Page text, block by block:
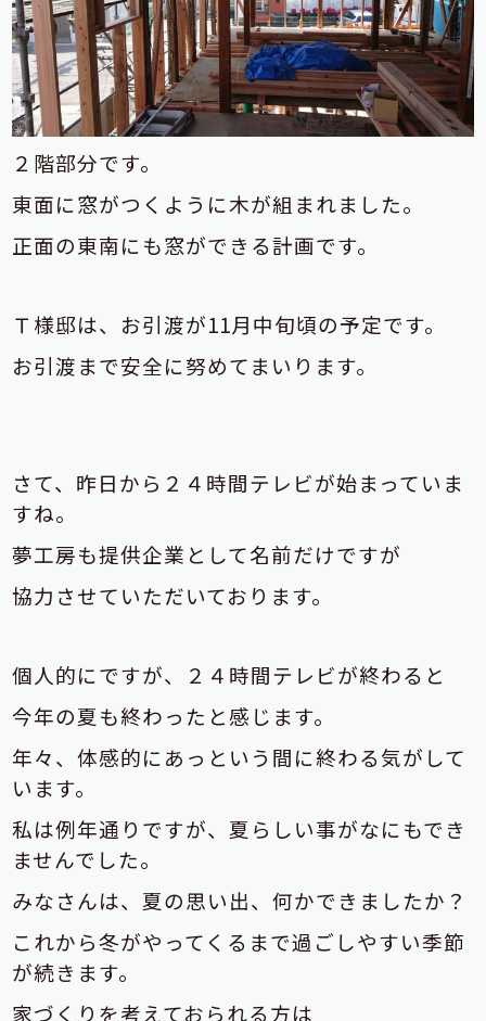
２階部分です。
東面に窓がつくように木が組まれました。
正面の東南にも窓ができる計画です。
Ｔ様邸は、お引渡が11月中旬頃の予定です。
お引渡まで安全に努めてまいります。
さて、昨日から２４時間テレビが始まっていま
すね。
夢工房も提供企業として名前だけですが
協力させていただいております。
個人的にですが、２４時間テレビが終わると
今年の夏も終わったと感じます。
年々、体感的にあっという間に終わる気がして
います。
私は例年通りですが、夏らしい事がなにもでき
ませんでした。
みなさんは、夏の思い出、何かできましたか？
これから冬がやってくるまで過ごしやすい季節
が続きます。
家づくりを考えておられる方は